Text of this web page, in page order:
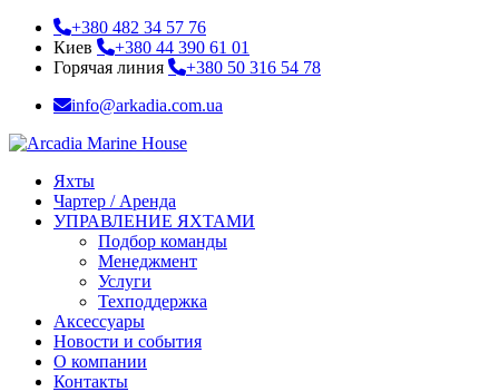
+380 482 34 57 76
Киев
+380 44 390 61 01
Горячая линия
+380 50 316 54 78
info@arkadia.com.ua
Яхты
Чартер / Аренда
УПРАВЛЕНИЕ ЯХТАМИ
Подбор команды
Менеджмент
Услуги
Техподдержка
Аксессуары
Новости и события
О компании
Контакты